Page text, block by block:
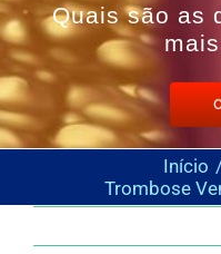
Quais são as
Início
Trombose